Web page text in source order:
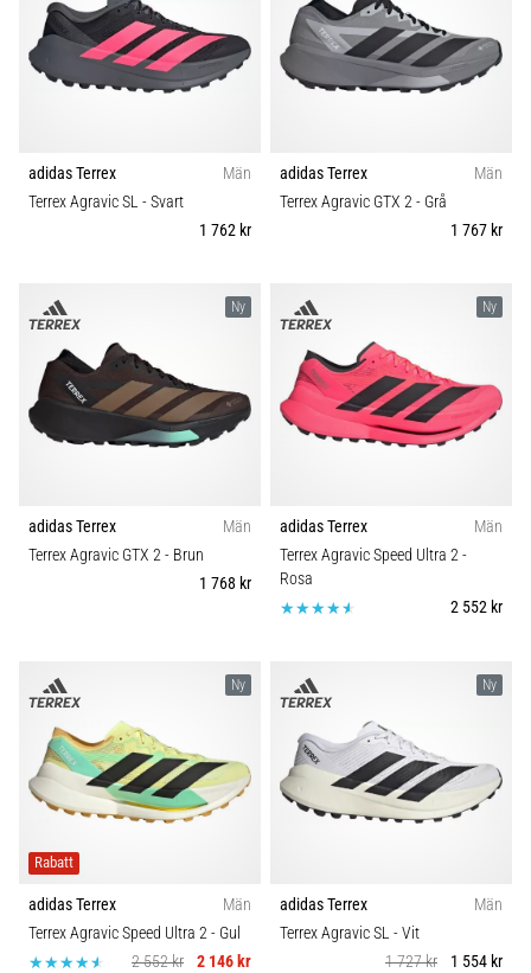
fasciit:
Symptom,
orsaker
Upplever
du
eller
löpning?
av
är
plantar
5. 8. 2026
9 min. läsning
Kolhydratladdning:
påverkar
det
löpprestandan?
Det
Färg
Pris
Typ av löpning
Säsong
Komfort och dämpning
Carbon
adidas Terrex
Män
Terrex Agravic SL - Svart
1 762 kr
adidas Terrex
Män
Terrex Agravic GTX 2- Grå
1 767 kr
Ny
adidas Terrex
Män
Terrex Agravic GTX 2- Brun
1 768 kr
Ny
adidas Terrex
Män
Terrex Agravic Speed Ultra 2-
Rosa
2 552 kr
Ny
Rabatt
adidas Terrex
Män
Terrex Agravic Speed Ultra 2- Gul
2 552 kr
2 146 kr
Ny
adidas Terrex
Män
Terrex Agravic SL - Vit
1 727 kr
1 554 kr